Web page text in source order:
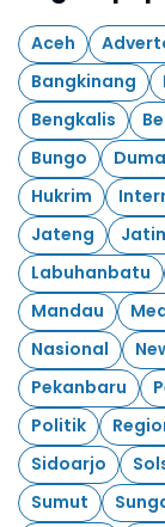
Aceh
Bangkinang
Bengkalis
Bungo
Hukrim
Jateng
Labuhanbatu
Mandau
Nasional
Pekanbaru
Politik
Sidoarjo
Sumut